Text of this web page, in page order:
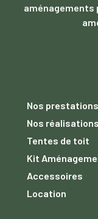
aménagements
Nos prestations
Nos réalisations
Tentes de toit
Kit
Accessoires
Location